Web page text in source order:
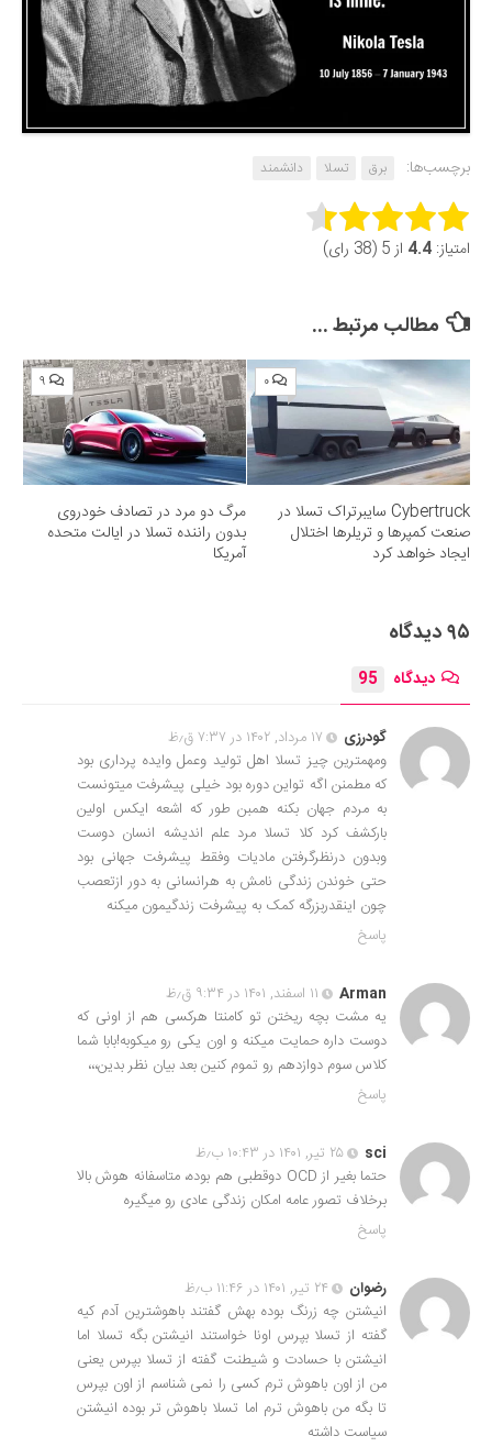
برچسب‌ها: برق تسلا دانشمند
Rate this item:
امتیاز: 4.4 از 5 (38 رای)
مطالب مرتبط ...
۰
Cybertruck سایبرتراک تسلا در
صنعت کمپرها و تریلرها اختلال
ایجاد خواهد کرد
۹
مرگ دو مرد در تصادف خودروی
بدون راننده تسلا در ایالت متحده
آمریکا
۹۵ دیدگاه
دیدگاه 95
گودرزی
۱۷ مرداد, ۱۴۰۲ در ۷:۳۷ ق٫ظ
ومهمترین چیز تسلا اهل تولید وعمل وایده پرداری بود
که مطمنن اگه تواین دوره بود خیلی پیشرفت میتونست
به مردم جهان بکنه همبن طور که اشعه ایکس اولین
بارکشف کرد کلا تسلا مرد علم اندیشه انسان دوست
وبدون درنظرگرفتن مادیات وفقط پیشرفت جهانی بود
حتی خوندن زندگی نامش به هرانسانی به دور ازتعصب
چون اینقدربزرگه کمک به پیشرفت زندگیمون میکنه
پاسخ
Arman
۱۱ اسفند, ۱۴۰۱ در ۹:۳۴ ق٫ظ
یه مشت بچه ریختن تو کامنتا هرکسی هم از اونی که
دوست داره حمایت میکنه و اون یکی رو میکوبه!بابا شما
کلاس سوم دوازدهم رو تموم کنین بعد بیان نظر بدین،،،
پاسخ
sci
۲۵ تیر, ۱۴۰۱ در ۱۰:۴۳ ب٫ظ
حتما بغیر از OCD دوقطبی هم بوده، متاسفانه هوش بالا
برخلاف تصور عامه امکان زندگی عادی رو میگیره
پاسخ
رضوان
۲۴ تیر, ۱۴۰۱ در ۱۱:۴۶ ب٫ظ
انیشتن چه زرنگ بوده بهش گفتند باهوشترین آدم کیه
گفته از تسلا بپرس اونا خواستند انیشتن بگه تسلا اما
انیشتن با حسادت و شیطنت گفته از تسلا بپرس یعنی
من از اون باهوش ترم کسی را نمی شناسم از اون بپرس
تا بگه من باهوش ترم اما تسلا باهوش تر بوده انیشتن
سیاست داشته